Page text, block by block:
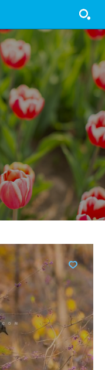
LOGIN SIGN UP
억